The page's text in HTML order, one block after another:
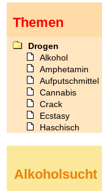
Themen
Drogen
Alkohol
Amphetamin
Aufputschmittel
Cannabis
Crack
Ecstasy
Haschisch
Kokain
Alkoholsucht